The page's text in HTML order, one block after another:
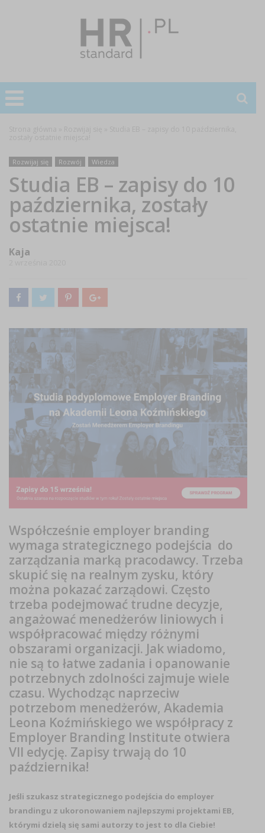
Rozwijaj się Rozwój Wiedza
Studia EB – zapisy do 10
października, zostały
ostatnie miejsca!
Kaja
Współcześnie employer branding
wymaga strategicznego podejścia do
zarządzania marką pracodawcy. Trzeba
skupić się na realnym zysku, który
można pokazać zarządowi. Często
trzeba podejmować trudne decyzje,
angażować menedżerów liniowych i
współpracować między różnymi
obszarami organizacji. Jak wiadomo,
nie są to łatwe zadania i opanowanie
potrzebnych zdolności zajmuje wiele
czasu. Wychodząc naprzeciw
potrzebom menedżerów, Akademia
Leona Koźmińskiego we współpracy z
Employer Branding Institute otwiera
VII edycję. Zapisy trwają do 10
października!
Jeśli szukasz strategicznego podejścia do employer
brandingu z ukoronowaniem najlepszymi projektami EB,
którymi dzielą się sami autorzy to jest to dla Ciebie!